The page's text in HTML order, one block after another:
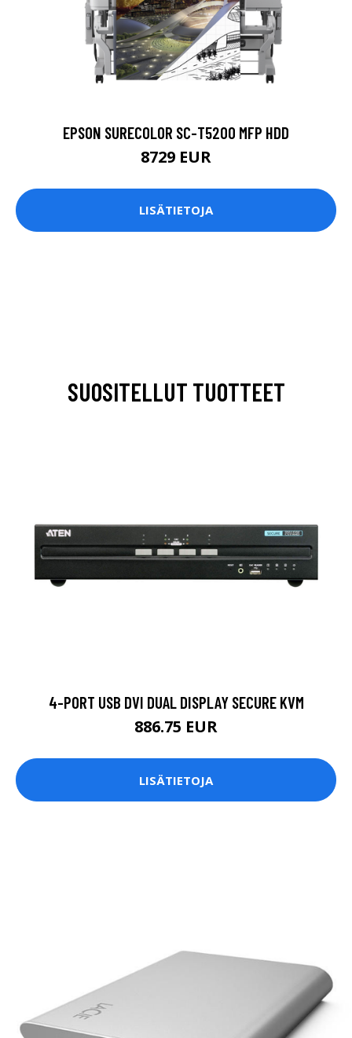
EPSON SURECOLOR SC-T5200 MFP HDD
8729 EUR
LISÄTIETOJA
SUOSITELLUT TUOTTEET
4-PORT USB DVI DUAL DISPLAY SECURE KVM
886.75 EUR
LISÄTIETOJA